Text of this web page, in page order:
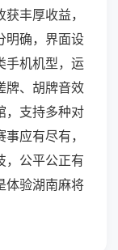
丰厚收益，
明确，界面设
手机机型，运
牌、胡牌音效
，支持多种对
应有尽有，
，公平公正有
体验湖南麻将